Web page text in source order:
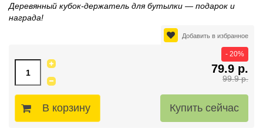
Деревянный кубок‑держатель для бутылки — подарок и
награда!
Добавить в избранное
99.9 р.
79.9 р.
- 20%
В корзину